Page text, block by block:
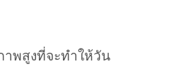
พสูงที่จะทำให้วัน